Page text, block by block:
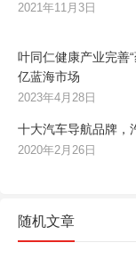
2021年11月3日
叶同仁健康产业完善
亿蓝海市场
2023年4月28日
十大汽车导航品牌，
2020年2月26日
随机文章